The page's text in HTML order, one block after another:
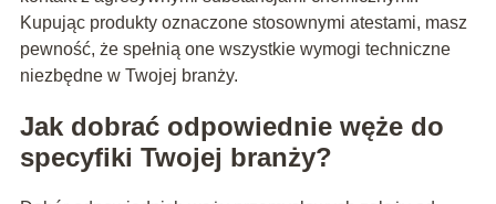
Kupując produkty oznaczone stosownymi atestami, masz
pewność, że spełnią one wszystkie wymogi techniczne
niezbędne w Twojej branży.
Jak dobrać odpowiednie węże do
specyfiki Twojej branży?